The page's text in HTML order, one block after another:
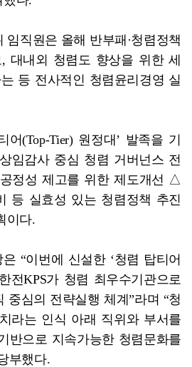
임직원은 올해 반부패·청렴정책
대내외 청렴도 향상을 위한 세
등 전사적인 청렴윤리경영 실
어(Top-Tier) 원정대’ 발족을 기
임감사 중심 청렴 거버넌스 전
정성 제고를 위한 제도개선 △
등 실효성 있는 청렴정책 추진
이다.
“이번에 신설한 ‘청렴 탑티어
전KPS가 청렴 최우수기관으로
중심의 전략실행 체계”라며 “청
라는 인식 아래 직위와 부서를
반으로 지속가능한 청렴문화를
부했다.